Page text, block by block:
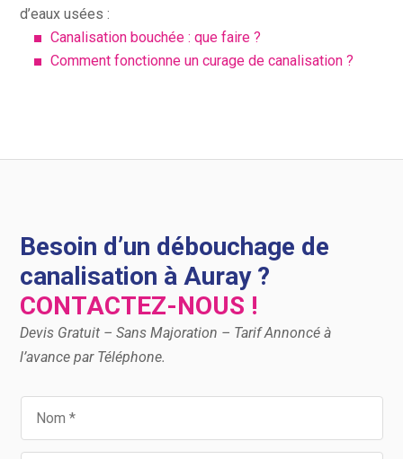
d’eaux usées :
Canalisation bouchée : que faire ?
Comment fonctionne un curage de canalisation ?
Besoin d’un débouchage de
canalisation à Auray ?
CONTACTEZ-NOUS !
Devis Gratuit – Sans Majoration – Tarif Annoncé à
l’avance par Téléphone.